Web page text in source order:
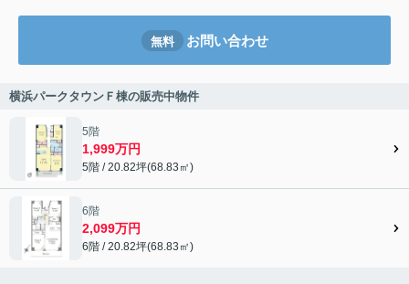
無料 お問い合わせ
横浜パークタウンＦ棟の販売中物件
5階
1,999万円
5階 / 20.82坪(68.83㎡)
6階
2,099万円
6階 / 20.82坪(68.83㎡)